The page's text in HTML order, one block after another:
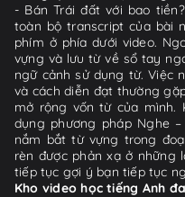
- Bán Trái đất với bao
toàn bộ transcript của bài
phím ở phía dưới video.
vựng và lưu từ về sổ tay
ngữ cảnh sử dụng từ. Việc
và cách diễn đạt thường
mở rộng vốn từ của mình.
dụng phương pháp Nghe
nắm bắt từ vựng trong
rèn được phản xạ ở những
tiếp tục gợi ý bạn tiếp tục
Kho video học tiếng Anh